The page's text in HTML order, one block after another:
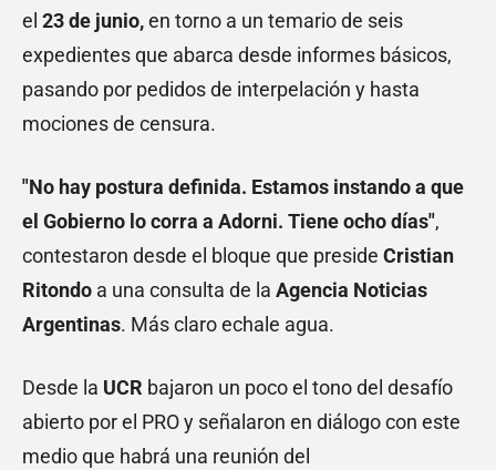
el 23 de junio,en torno a un temario de seis
expedientes que abarca desde informes básicos,
pasando por pedidos de interpelación y hasta
mociones de censura.
"No hay postura definida. Estamos instando a que
el Gobierno lo corra a Adorni. Tiene ocho días",
contestaron desde el bloque que preside Cristian
Ritondo a una consulta de la Agencia Noticias
Argentinas. Más claro echale agua.
Desde la UCR bajaron un poco el tono del desafío
abierto por el PRO y señalaron en diálogo con este
medio que habrá una reunión del